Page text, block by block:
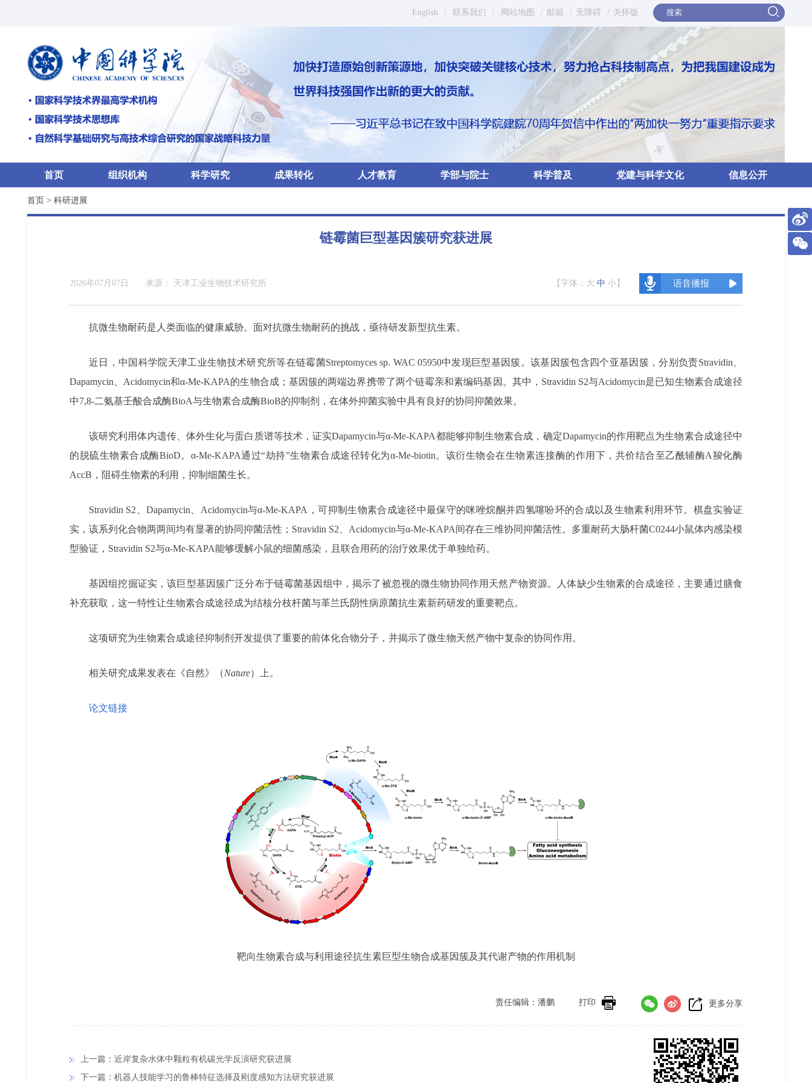
English / 联系我们 / 网站地图 / 邮箱 / 无障碍 / 关怀版
首页 组织机构 科学研究 成果转化 人才教育 学部与院士 科学普及 党建与科学文化 信息公开
首页 > 科研进展
链霉菌巨型基因簇研究获进展
2026年07月07日 来源： 天津工业生物技术研究所 【字体： 大 中 小 】 语音播报
抗微生物耐药是人类面临的健康威胁。面对抗微生物耐药的挑战，亟待研发新型抗生素。
近日，中国科学院天津工业生物技术研究所等在链霉菌Streptomyces sp. WAC 05950中发现巨型基因簇。该基因簇包含四个亚基因簇，分别负责Stravidin、
Dapamycin、Acidomycin和α-Me-KAPA的生物合成；基因簇的两端边界携带了两个链霉亲和素编码基因。其中，Stravidin S2与Acidomycin是已知生物素合成途径
中7,8-二氨基壬酸合成酶BioA与生物素合成酶BioB的抑制剂，在体外抑菌实验中具有良好的协同抑菌效果。
该研究利用体内遗传、体外生化与蛋白质谱等技术，证实Dapamycin与α-Me-KAPA都能够抑制生物素合成，确定Dapamycin的作用靶点为生物素合成途径中
的脱硫生物素合成酶BioD。α-Me-KAPA通过“劫持”生物素合成途径转化为α-Me-biotin。该衍生物会在生物素连接酶的作用下，共价结合至乙酰辅酶A羧化酶
AccB，阻碍生物素的利用，抑制细菌生长。
Stravidin S2、Dapamycin、Acidomycin与α-Me-KAPA，可抑制生物素合成途径中最保守的咪唑烷酮并四氢噻吩环的合成以及生物素利用环节。棋盘实验证
实，该系列化合物两两间均有显著的协同抑菌活性；Stravidin S2、Acidomycin与α-Me-KAPA间存在三维协同抑菌活性。多重耐药大肠杆菌C0244小鼠体内感染模
型验证，Stravidin S2与α-Me-KAPA能够缓解小鼠的细菌感染，且联合用药的治疗效果优于单独给药。
基因组挖掘证实，该巨型基因簇广泛分布于链霉菌基因组中，揭示了被忽视的微生物协同作用天然产物资源。人体缺少生物素的合成途径，主要通过膳食
补充获取，这一特性让生物素合成途径成为结核分枝杆菌与革兰氏阴性病原菌抗生素新药研发的重要靶点。
这项研究为生物素合成途径抑制剂开发提供了重要的前体化合物分子，并揭示了微生物天然产物中复杂的协同作用。
相关研究成果发表在《自然》（Nature）上。
论文链接
靶向生物素合成与利用途径抗生素巨型生物合成基因簇及其代谢产物的作用机制
更多分享
打印
责任编辑：潘鹏
上一篇：近岸复杂水体中颗粒有机碳光学反演研究获进展
下一篇：机器人技能学习的鲁棒特征选择及刚度感知方法研究获进展